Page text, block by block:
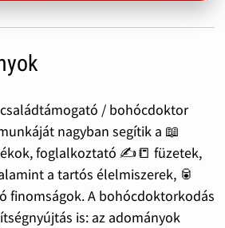
/ bohócdoktor
nagyban segítik a 📖
foglalkoztató ✍️📒 füzetek,
a tartós élelmiszerek, 🥫
finomságok. A bohócdoktorkodás
is: az adományok